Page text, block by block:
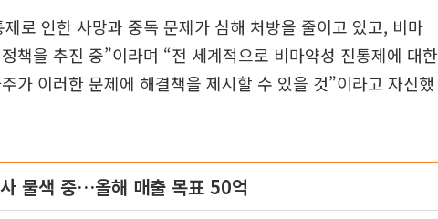
로 인한 사망과 중독 문제가 심해 처방을 줄이고 있고, 비마
책을 추진 중”이라며 “전 세계적으로 비마약성 진통제에 대한
가 이러한 문제에 해결책을 제시할 수 있을 것”이라고 자신했
물색 중…올해 매출 목표 50억